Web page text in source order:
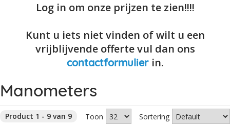
Log in om onze prijzen te zien!!!!
Kunt u iets niet vinden of wilt u een
vrijblijvende offerte vul dan ons
contactformulier in.
Manometers
Product 1 - 9 van 9 Toon Sortering